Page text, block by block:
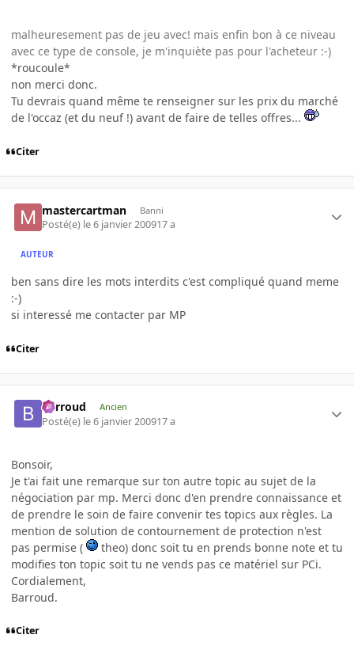
malheuresement pas de jeu avec! mais enfin bon à ce niveau
avec ce type de console, je m'inquiète pas pour l'acheteur :-)
*roucoule*
non merci donc.
Tu devrais quand même te renseigner sur les prix du marché
de l'occaz (et du neuf !) avant de faire de telles offres...
Citer
mastercartman Banni
Posté(e) le 6 janvier 200917 a
AUTEUR
ben sans dire les mots interdits c'est compliqué quand meme
:-)
si interessé me contacter par MP
Citer
Barroud Ancien
Posté(e) le 6 janvier 200917 a
Bonsoir,
Je t'ai fait une remarque sur ton autre topic au sujet de la
négociation par mp. Merci donc d'en prendre connaissance et
de prendre le soin de faire convenir tes topics aux règles. La
mention de solution de contournement de protection n'est
pas permise (
theo) donc soit tu en prends bonne note et tu
modifies ton topic soit tu ne vends pas ce matériel sur PCi.
Cordialement,
Barroud.
Citer